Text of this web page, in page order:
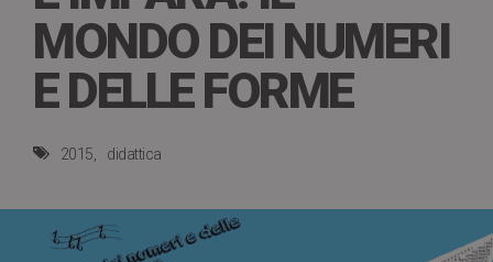
MONDO DEI NUMERI
E DELLE FORME
2015 didattica